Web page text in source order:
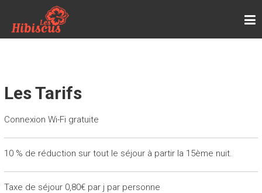
content
LES HIBISCUS
Page d'accueil de la location de vacances, les
Hibiscus, chez Renée, à Petit-Havre, en
Les Tarifs
Connexion Wi-Fi gratuite
10 % de réduction sur tout le séjour à partir la 15ème nuit.
Taxe de séjour 0,80€ par j par personne